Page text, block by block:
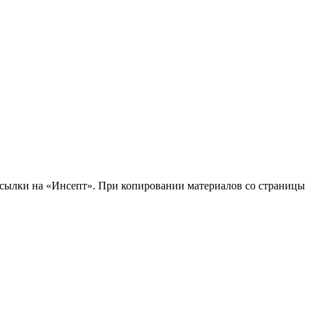
на «Инсепт». При копировании материалов со страницы